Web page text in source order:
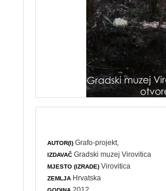
AUTOR(I) Grafo-projekt,
IZDAVAČ Gradski muzej Virovitica
MJESTO (IZRADE) Virovitica
ZEMLJA Hrvatska